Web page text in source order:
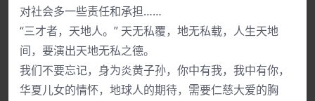
对社会多一些责任和承担……
“三才者，天地人。” 天无私覆，地无私载，人生天地
间，要演出天地无私之德。
我们不要忘记，身为炎黄子孙，你中有我，我中有你，
华夏儿女的情怀，地球人的期待，需要仁慈大爱的胸